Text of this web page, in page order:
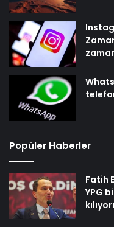
Popüler Haberler
Fatih
YPG